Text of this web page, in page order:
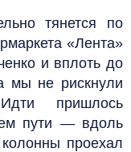
тянется по
«Лента»
и вплоть до
мы не рискнули
пришлось
пути — вдоль
проехал